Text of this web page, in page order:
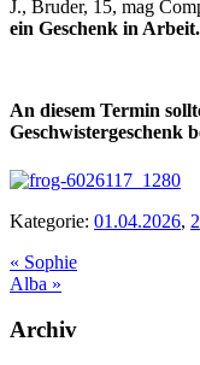
J., Bruder, 15, mag
ein Geschenk in Arbeit.
An diesem Termin
Geschwistergeschenk
Kategorie: 01.04.2026,
Vorheriger
Beitrag:
« Sophie
Nächster
Alba »
Seitenspalte
Archiv